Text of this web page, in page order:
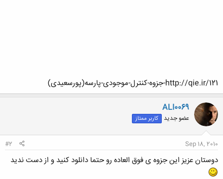
http://qie.ir/121-جزوه-کنترل-موجودی-پارسه(پورسعیدی)
ALI0069
عضو جدید کاربر ممتاز
Sep 18, 2010
#2
دوستان عزیز این جزوه ی فوق العاده رو حتما دانلود کنید و از دست ندید